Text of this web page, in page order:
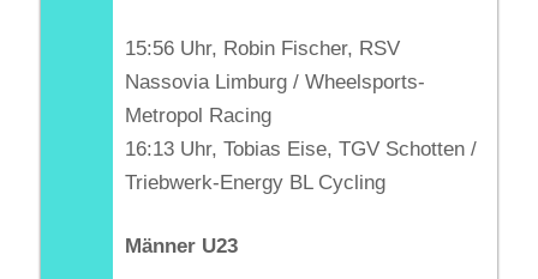
15:56 Uhr, Robin Fischer, RSV
Nassovia Limburg / Wheelsports-
Metropol Racing
16:13 Uhr, Tobias Eise, TGV Schotten /
Triebwerk-Energy BL Cycling
Männer U23